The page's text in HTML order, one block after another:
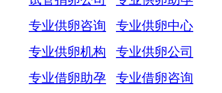
专业供卵咨询
专业供卵中心
专业供卵机构
专业供卵公司
专业借卵助孕
专业借卵咨询